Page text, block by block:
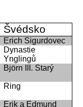
Švédsko
Erich Sigurdovec
Dynastie
Ynglingů
Björn III. Starý
Ring
Erik a Edmund